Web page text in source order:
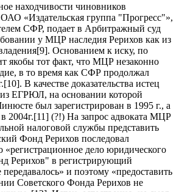
находчивости чиновников
«Издательская группа "Прогресс"»,
СФР, подает в Арбитражный суд
у МЦР наследия Рерихов как из
Основанием к иску, по
якобы тот факт, что МЦР незаконно
в то время как СФР продолжал
В качестве доказательства истец
ЕГРЮЛ, на основании которой
был зарегистрирован в 1995 г., а
(?!) На запрос адвоката МЦР
налоговой службы представить
Фонд Рерихов последовал
«регистрационное дело юридического
Рерихов" в регистрирующий
и поэтому «предоставить
Советского Фонда Рерихов не